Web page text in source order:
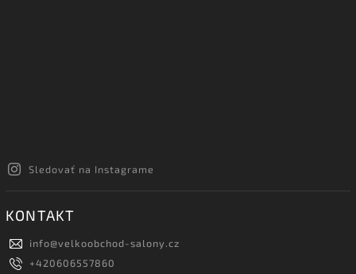
Sledovať na Instagrame
KONTAKT
info@velkoobchod-salony.cz
+420606557860